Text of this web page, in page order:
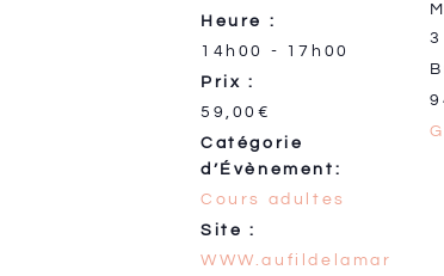
Heure :
14h00 - 17h00
Prix :
59,00€
Catégorie
d’Évènement:
Cours adultes
Site :
WWW.aufildelamar